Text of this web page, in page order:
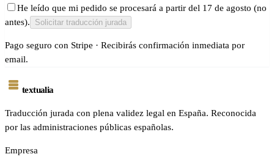
He leído que mi pedido se procesará a partir del 17 de agosto (no
antes).
Solicitar traducción jurada
Pago seguro con Stripe · Recibirás confirmación inmediata por
email.
textualia
Traducción jurada con plena validez legal en España. Reconocida
por las administraciones públicas españolas.
Empresa